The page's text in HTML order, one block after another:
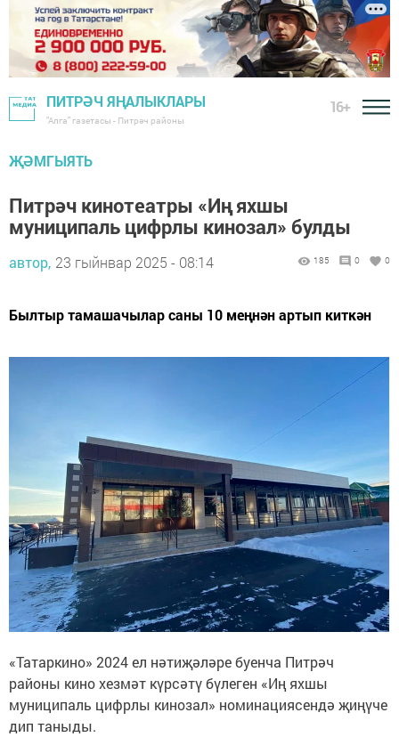
ПИТРӘЧ ЯҢАЛЫКЛАРЫ
"Алга" газетасы - Питрәч районы
16+
ҖӘМГЫЯТЬ
Питрәч кинотеатры «Иң яхшы
муниципаль цифрлы кинозал» булды
автор, 23 гыйнвар 2025 - 08:14 185 0 0
Былтыр тамашачылар саны 10 меңнән артып киткән
«Татаркино» 2024 ел нәтиҗәләре буенча Питрәч
районы кино хезмәт күрсәтү бүлеген «Иң яхшы
муниципаль цифрлы кинозал» номинациясендә җиңүче
дип таныды.